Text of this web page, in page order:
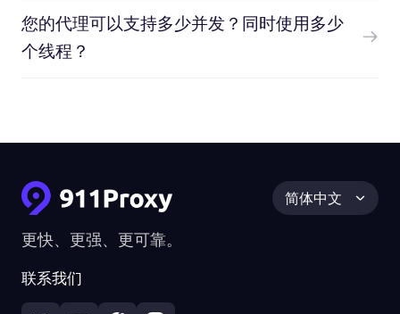
您的代理可以支持多少并发？同时使用多少
个线程？
更快、更强、更可靠。
联系我们
简体中文